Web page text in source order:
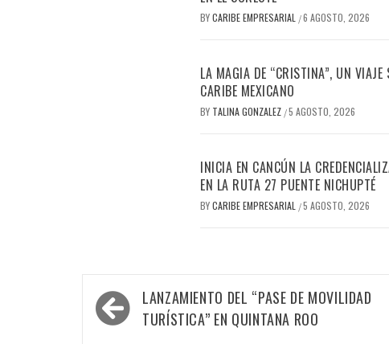
BYCARIBE EMPRESARIAL /6 AGOSTO, 2026
LA MAGIA DE “CRISTINA”, UN
CARIBE MEXICANO
BY TALINA GONZALEZ /5 AGOSTO, 2026
INICIA EN CANCÚN LA
EN LA RUTA 27 PUENTE NICHUPTÉ
BYCARIBE EMPRESARIAL /5 AGOSTO, 2026
Navegación
de
LANZAMIENTO DEL “PASE DE MOVILIDAD
TURÍSTICA” EN QUINTANA ROO